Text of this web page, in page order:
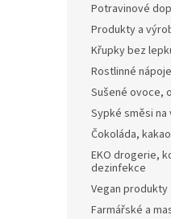
Potravinové
Produkty a
Křupky bez
Rostlinné
Sušené ovoce,
Sypké směsi
Čokoláda,
EKO drogerie,
dezinfekce
Vegan produkty
Farmářské a